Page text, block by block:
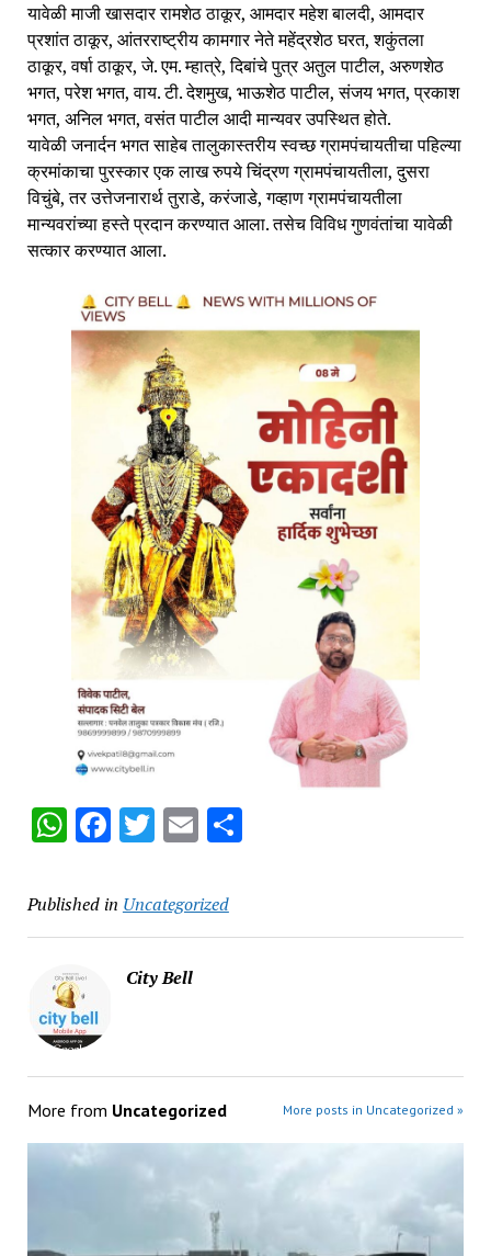
यावेळी माजी खासदार रामशेठ ठाकूर, आमदार महेश बालदी, आमदार
प्रशांत ठाकूर, आंतरराष्ट्रीय कामगार नेते महेंद्रशेठ घरत, शकुंतला
ठाकूर, वर्षा ठाकूर, जे. एम. म्हात्रे, दिबांचे पुत्र अतुल पाटील, अरुणशेठ
भगत, परेश भगत, वाय. टी. देशमुख, भाऊशेठ पाटील, संजय भगत, प्रकाश
भगत, अनिल भगत, वसंत पाटील आदी मान्यवर उपस्थित होते.
यावेळी जनार्दन भगत साहेब तालुकास्तरीय स्वच्छ ग्रामपंचायतीचा पहिल्या
क्रमांकाचा पुरस्कार एक लाख रुपये चिंद्रण ग्रामपंचायतीला, दुसरा
विचुंबे, तर उत्तेजनारार्थ तुराडे, करंजाडे, गव्हाण ग्रामपंचायतीला
मान्यवरांच्या हस्ते प्रदान करण्यात आला. तसेच विविध गुणवंतांचा यावेळी
सत्कार करण्यात आला.
WhatsApp
Facebook
Twitter
EmailShare
Published in Uncategorized
City Bell
More from Uncategorized More posts in Uncategorized »